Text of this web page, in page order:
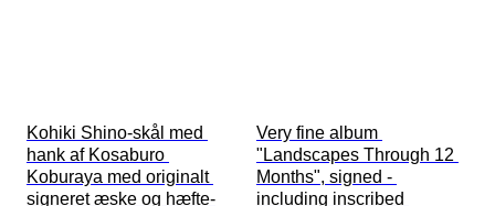
Kohiki Shino-skål med
hank af Kosaburo
Koburaya med originalt
signeret æske og hæfte-
Very fine album
"Landscapes Through 12
Months", signed -
including inscribed